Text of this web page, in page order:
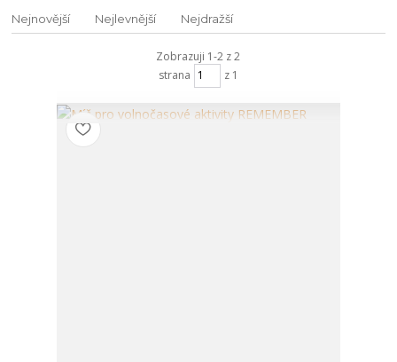
Nejnovější Nejlevnější Nejdražší
Zobrazuji 1-2 z 2
strana
z 1